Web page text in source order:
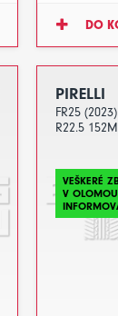
DO
PIRELLI
FR25
R22.5
VEŠKERÉ
V